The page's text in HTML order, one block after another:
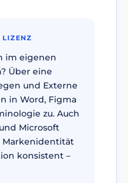
LIZENZ
im eigenen
Über eine
und Externe
in Word, Figma
zu. Auch
Microsoft
Markenidentität
konsistent –